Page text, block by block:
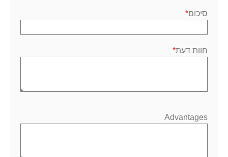
סיכום
חוות דעת
Advantages